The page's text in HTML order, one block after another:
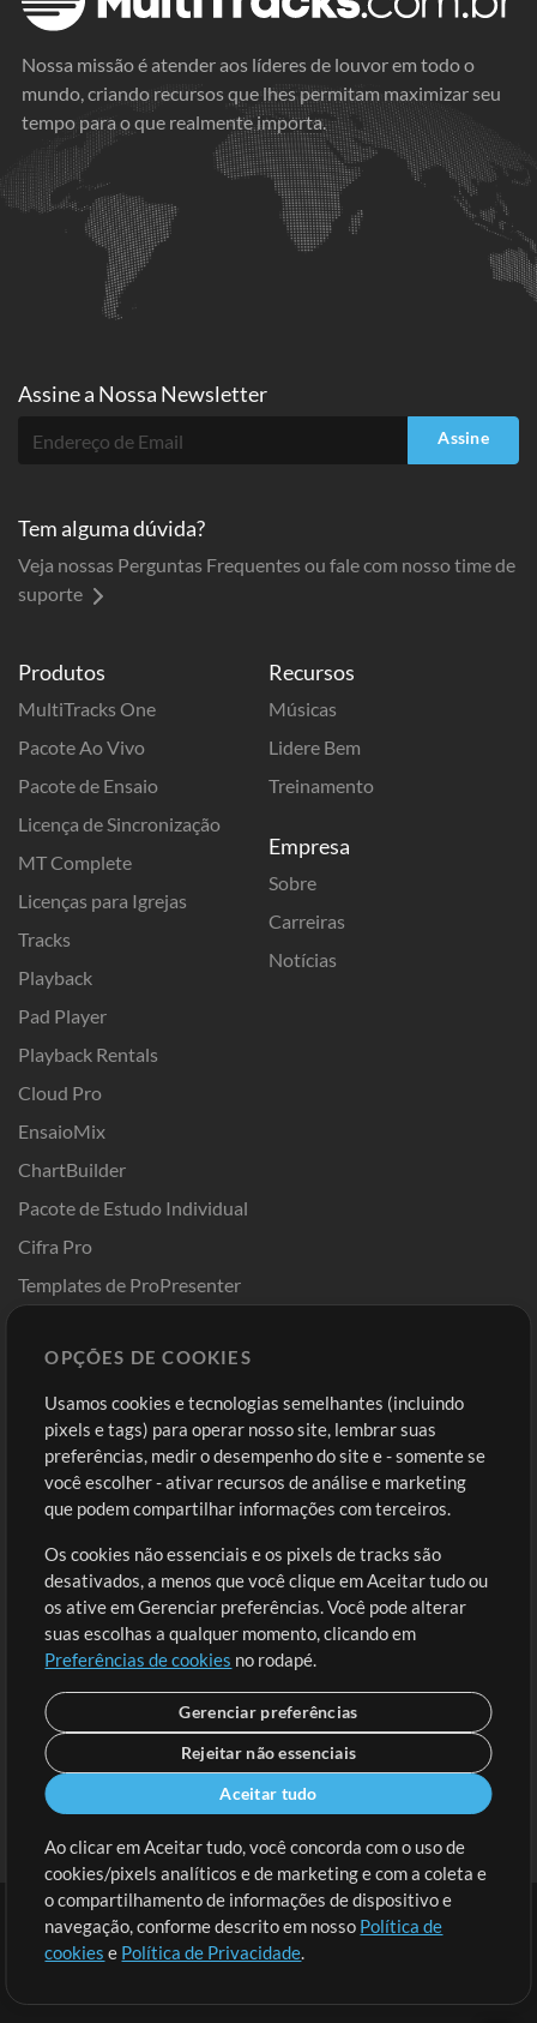
Nossa missão é atender aos líderes de louvor em todo o
mundo, criando recursos que lhes permitam maximizar seu
tempo para o que realmente importa.
Produtos
MultiTracks One
Pacote Ao Vivo
Pacote de Ensaio
Licença de Sincronização
MT Complete
Licenças para Igrejas
Tracks
Playback
Pad Player
Playback Rentals
Cloud Pro
EnsaioMix
ChartBuilder
Pacote de Estudo Individual
Cifra Pro
Templates de ProPresenter
Recursos
Músicas
Lidere Bem
Treinamento
Empresa
Sobre
Carreiras
Notícias
Comprar Créditos
Conteúdo Grátis
Solicite uma Música
Extras
Sessões
Envie seu conteúdo
Playlist
MT Conference
Entre
Cadastre-se
Ir ao carrinho
Assine a Nossa Newsletter
Assine
Tem alguma dúvida?
Veja nossas Perguntas Frequentes ou fale com nosso time de
suporte
Termos | Política de Privacidade
OPÇÕES DE COOKIES
Usamos cookies e tecnologias semelhantes (incluindo
pixels e tags) para operar nosso site, lembrar suas
preferências, medir o desempenho do site e - somente se
você escolher - ativar recursos de análise e marketing
que podem compartilhar informações com terceiros.
Os cookies não essenciais e os pixels de tracks são
desativados, a menos que você clique em Aceitar tudo ou
os ative em Gerenciar preferências. Você pode alterar
suas escolhas a qualquer momento, clicando em
Preferências de cookies no rodapé.
Gerenciar preferências
Rejeitar não essenciais
Aceitar tudo
Ao clicar em Aceitar tudo, você concorda com o uso de
cookies/pixels analíticos e de marketing e com a coleta e
o compartilhamento de informações de dispositivo e
navegação, conforme descrito em nosso Política de
cookies e Política de Privacidade.